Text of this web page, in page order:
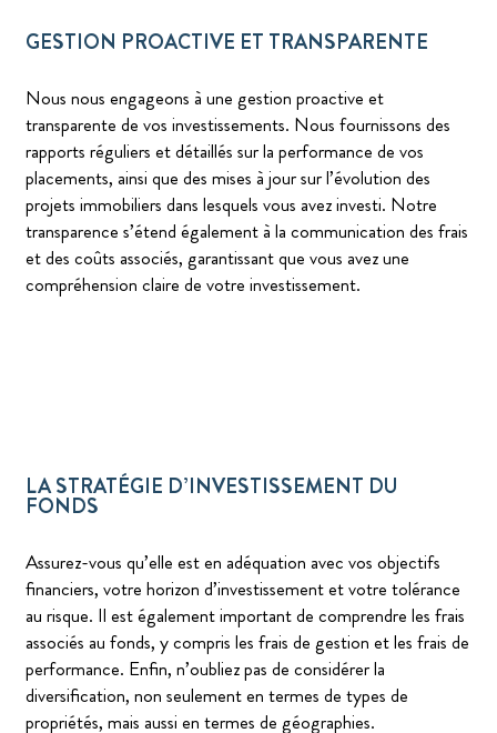
GESTION PROACTIVE ET TRANSPARENTE
Nous nous engageons à une gestion proactive et
transparente de vos investissements. Nous fournissons des
rapports réguliers et détaillés sur la performance de vos
placements, ainsi que des mises à jour sur l’évolution des
projets immobiliers dans lesquels vous avez investi. Notre
transparence s’étend également à la communication des frais
et des coûts associés, garantissant que vous avez une
compréhension claire de votre investissement.
LA STRATÉGIE D’INVESTISSEMENT DU
FONDS
Assurez-vous qu’elle est en adéquation avec vos objectifs
financiers, votre horizon d’investissement et votre tolérance
au risque. Il est également important de comprendre les frais
associés au fonds, y compris les frais de gestion et les frais de
performance. Enfin, n’oubliez pas de considérer la
diversification, non seulement en termes de types de
propriétés, mais aussi en termes de géographies.